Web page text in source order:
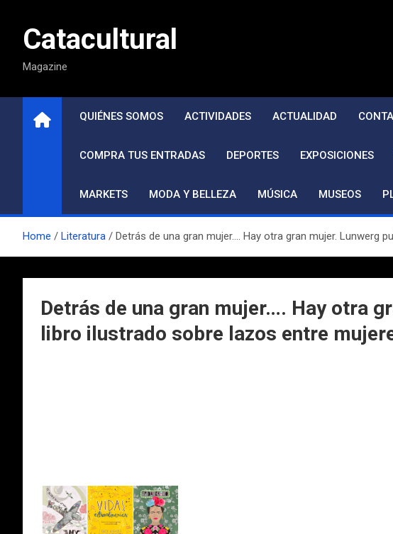
contenidoCatacultural
Magazine
QUIÉNES SOMOS ACTIVIDADES ACTUALIDAD
COMPRA TUS ENTRADAS DEPORTES EXPOSICIONES
MARKETS MODA Y BELLEZA MÚSICA MUSEOS
Home Literatura Detrás de una gran mujer…. Hay otra gran mujer. Lunwerg
Detrás de una gran mujer…. Hay otra
libro ilustrado sobre lazos entre